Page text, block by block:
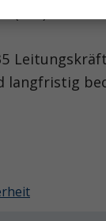
im
langfris­tig